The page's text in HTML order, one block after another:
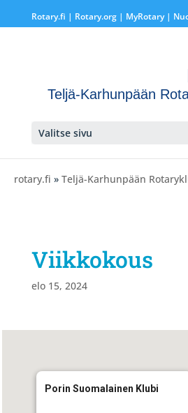
Rotary.fi | Rotary.org| MyRotary |
Teljä-Karhunpään
Valitse sivu
rotary.fi » Teljä-Karhunpään
Viikkokous
elo 15, 2024
Porin Suomalainen Klubi